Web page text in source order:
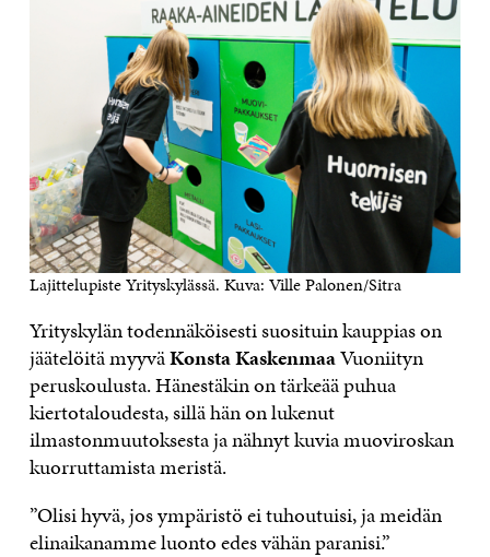
Lajittelupiste Yrityskylässä. Kuva: Ville Palonen/Sitra
Yrityskylän todennäköisesti suosituin kauppias on
jäätelöitä myyväKonsta KaskenmaaVuoniityn
peruskoulusta. Hänestäkin on tärkeää puhua
kiertotaloudesta, sillä hän on lukenut
ilmastonmuutoksesta ja nähnyt kuvia muoviroskan
kuorruttamista meristä.
”Olisi hyvä, jos ympäristö ei tuhoutuisi, ja meidän
elinaikanamme luonto edes vähän paranisi.”